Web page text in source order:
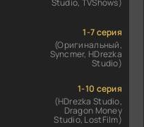
1-7 серия
(Оригинальный,
Syncmer, HDrezka
Studio)
1-10 серия
(HDrezka Studio,
Dragon Money
Studio, LostFilm)